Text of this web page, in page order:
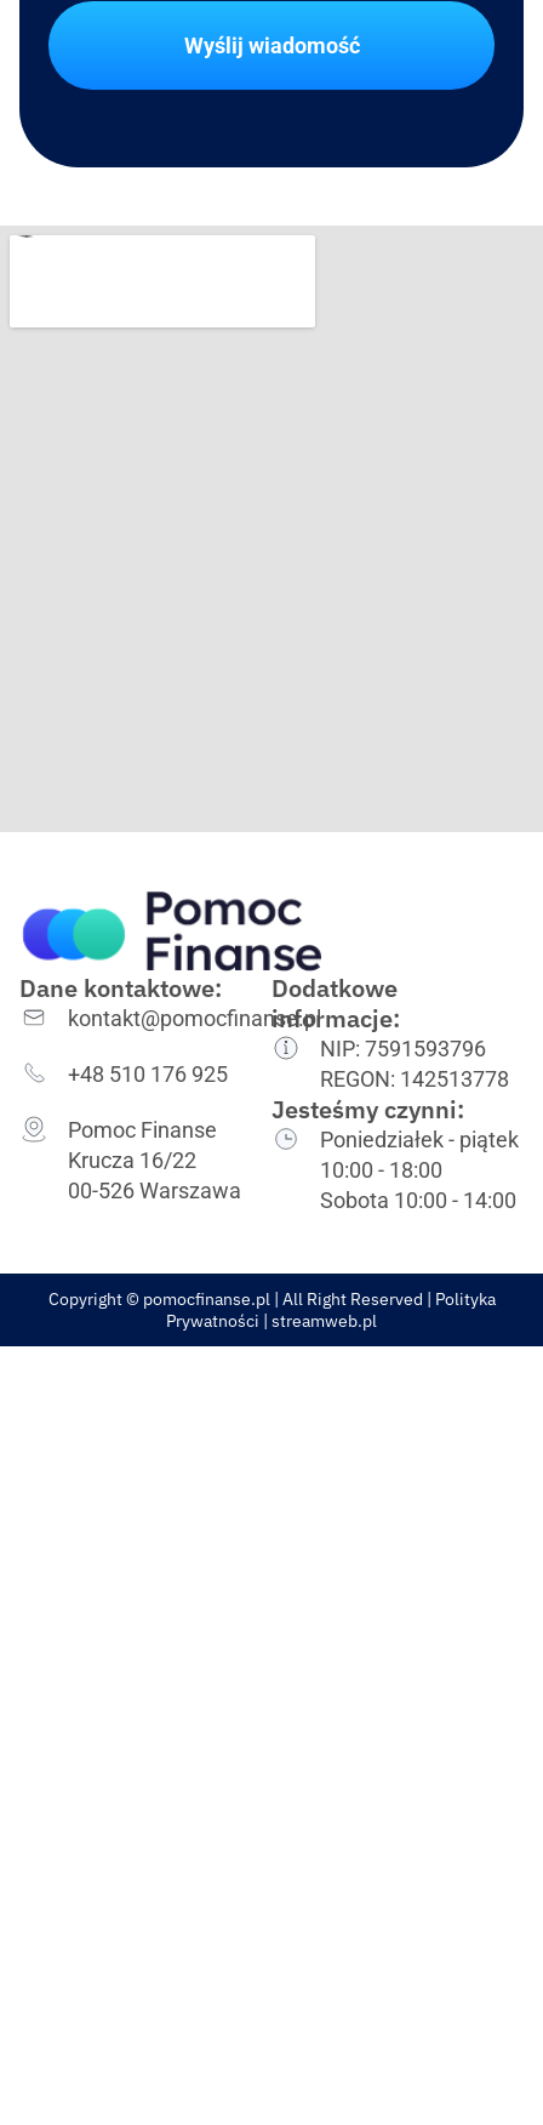
Wyślij wiadomość
Dane kontaktowe:
kontakt@pomocfinanse.pl
+48 510 176 925
Pomoc Finanse
Krucza 16/22
00-526 Warszawa
Dodatkowe
informacje:
NIP: 7591593796
REGON: 142513778
Jesteśmy czynni:
Poniedziałek - piątek
10:00 - 18:00
Sobota 10:00 - 14:00
Copyright © pomocfinanse.pl | All Right Reserved | Polityka
Prywatności | streamweb.pl